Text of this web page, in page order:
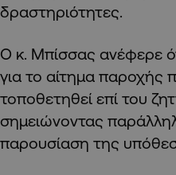
δραστηριότητες.
Ο κ. Μπίσσας ανέφερε
για το αίτημα παροχής
τοποθετηθεί επί του
σημειώνοντας
παρουσίαση της